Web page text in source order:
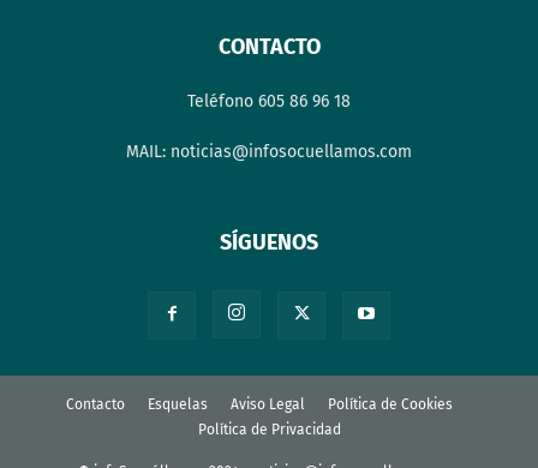
CONTACTO
Teléfono 605 86 96 18
MAIL: noticias@infosocuellamos.com
SÍGUENOS
Contacto Esquelas Aviso Legal
Política de Cookies
Política de Privacidad